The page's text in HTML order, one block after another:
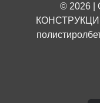
© 2026